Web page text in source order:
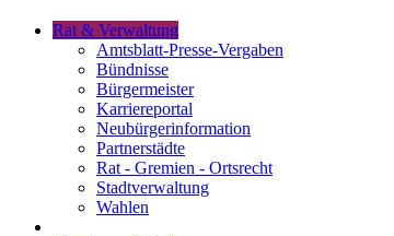
Rat & Verwaltung
Amtsblatt-Presse-Vergaben
Bündnisse
Bürgermeister
Karriereportal
Neubürgerinformation
Partnerstädte
Rat - Gremien - Ortsrecht
Stadtverwaltung
Wahlen